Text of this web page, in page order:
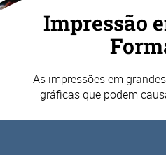
Impressão
As impressões em
gráficas que podem